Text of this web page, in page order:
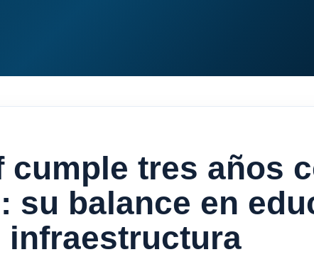
tres años
su balance en
infraestructura